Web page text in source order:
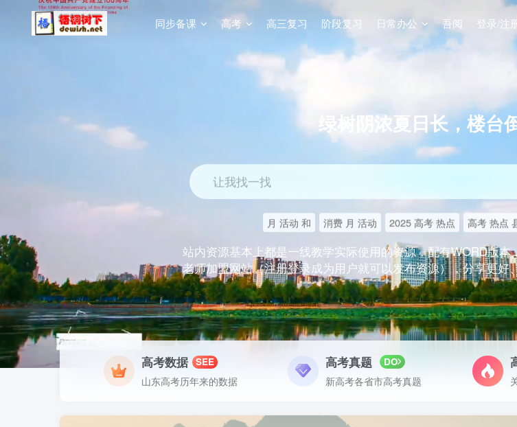
同步备课 高考 高三复习 阶段复习 日常办公 吾阅 登录/注
绿树阴浓夏日长，楼台
让我找一找
月 活动 和 消费 月 活动 2025 高考 热点 高考 热点
站内资源基本上都是一线教学实际使用的资源，配有WORD版
老师加盟网站（注册登录成为用户就可以发布资源），分享更好
高考数据 SEE
山东高考历年来的数据
高考真题 DO
新高考各省市高考真题